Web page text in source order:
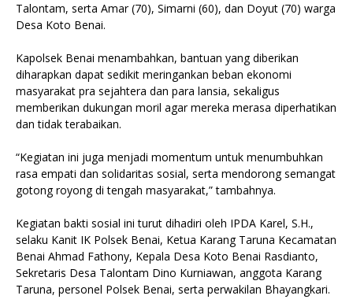
Talontam, serta Amar (70), Simarni (60), dan Doyut (70) warga
Desa Koto Benai.
Kapolsek Benai menambahkan, bantuan yang diberikan
diharapkan dapat sedikit meringankan beban ekonomi
masyarakat pra sejahtera dan para lansia, sekaligus
memberikan dukungan moril agar mereka merasa diperhatikan
dan tidak terabaikan.
“Kegiatan ini juga menjadi momentum untuk menumbuhkan
rasa empati dan solidaritas sosial, serta mendorong semangat
gotong royong di tengah masyarakat,” tambahnya.
Kegiatan bakti sosial ini turut dihadiri oleh IPDA Karel, S.H.,
selaku Kanit IK Polsek Benai, Ketua Karang Taruna Kecamatan
Benai Ahmad Fathony, Kepala Desa Koto Benai Rasdianto,
Sekretaris Desa Talontam Dino Kurniawan, anggota Karang
Taruna, personel Polsek Benai, serta perwakilan Bhayangkari.